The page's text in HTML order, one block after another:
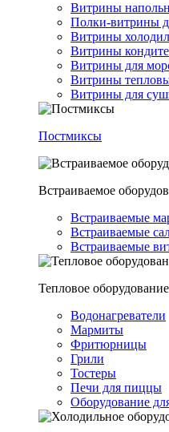
Витрины
Полки-витрины
Витрины
Витрины
Витрины для
Витрины
Витрины для
Постмиксы
Встраиваемое
Встраиваемые
Встраиваемые
Встраиваемые
Тепловое оборудование
Водонагреватели
Мармиты
Фритюрницы
Грили
Тостеры
Печи для пиццы
Оборудование